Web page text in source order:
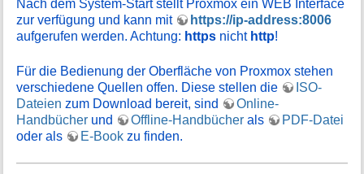
Nach dem System-Start stellt Proxmox ein WEB Interface
zur verfügung und kann mit
https://ip-address:8006
aufgerufen werden. Achtung: https nicht http!
Für die Bedienung der Oberfläche von Proxmox stehen
verschiedene Quellen offen. Diese stellen die
ISO-
Dateien zum Download bereit, sind
Online-
Handbücher und Offline-Handbücher als
PDF-Datei
oder als
E-Book zu finden.